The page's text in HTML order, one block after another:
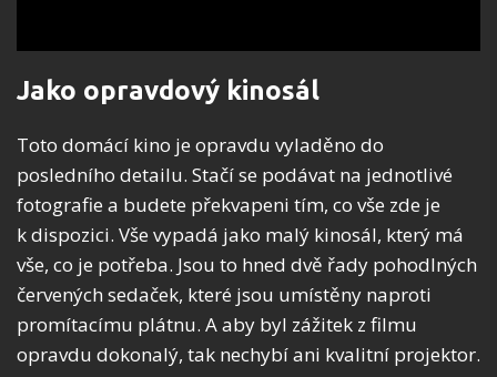
Jako opravdový kinosál
Toto domácí kino je opravdu vyladěno do
posledního detailu. Stačí se podávat na jednotlivé
fotografie a budete překvapeni tím, co vše zde je
k dispozici. Vše vypadá jako malý kinosál, který má
vše, co je potřeba. Jsou to hned dvě řady pohodlných
červených sedaček, které jsou umístěny naproti
promítacímu plátnu. A aby byl zážitek z filmu
opravdu dokonalý, tak nechybí ani kvalitní projektor.